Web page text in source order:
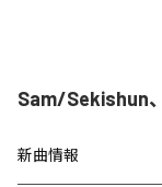
Sam/Sekishun
新曲情報